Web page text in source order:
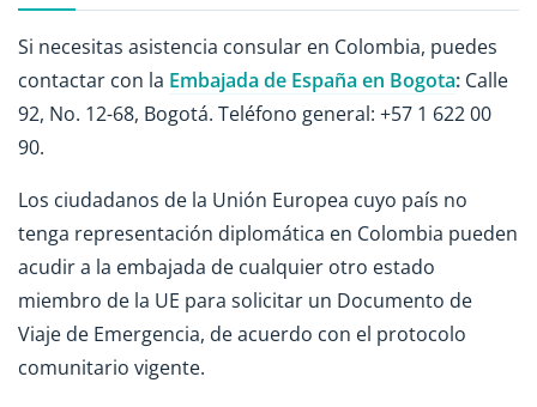
Si necesitas asistencia consular en Colombia, puedes
contactar con la Embajada de España en Bogota: Calle
92, No. 12-68, Bogotá. Teléfono general: +57 1 622 00
90.
Los ciudadanos de la Unión Europea cuyo país no
tenga representación diplomática en Colombia pueden
acudir a la embajada de cualquier otro estado
miembro de la UE para solicitar un Documento de
Viaje de Emergencia, de acuerdo con el protocolo
comunitario vigente.